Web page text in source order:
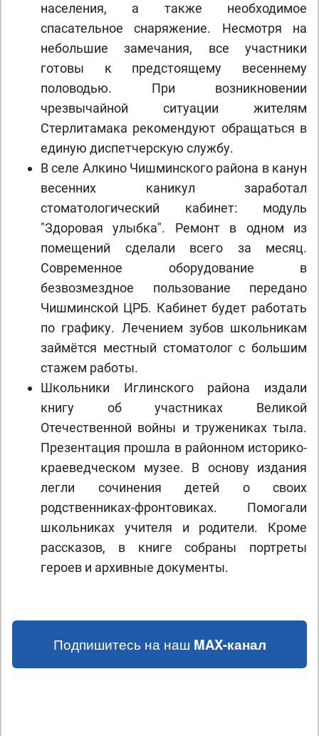
населения, а также необходимое
спасательное снаряжение. Несмотря на
небольшие замечания, все участники
готовы к предстоящему весеннему
половодью. При возникновении
чрезвычайной ситуации жителям
Стерлитамака рекомендуют обращаться в
единую диспетчерскую службу.
В селе Алкино Чишминского района в канун
весенних каникул заработал
стоматологический кабинет: модуль
"Здоровая улыбка". Ремонт в одном из
помещений сделали всего за месяц.
Современное оборудование в
безвозмездное пользование передано
Чишминской ЦРБ. Кабинет будет работать
по графику. Лечением зубов школьникам
займётся местный стоматолог с большим
стажем работы.
Школьники Иглинского района издали
книгу об участниках Великой
Отечественной войны и тружениках тыла.
Презентация прошла в районном историко-
краеведческом музее. В основу издания
легли сочинения детей о своих
родственниках-фронтовиках. Помогали
школьниках учителя и родители. Кроме
рассказов, в книге собраны портреты
героев и архивные документы.
Подпишитесь на наш MAX-канал